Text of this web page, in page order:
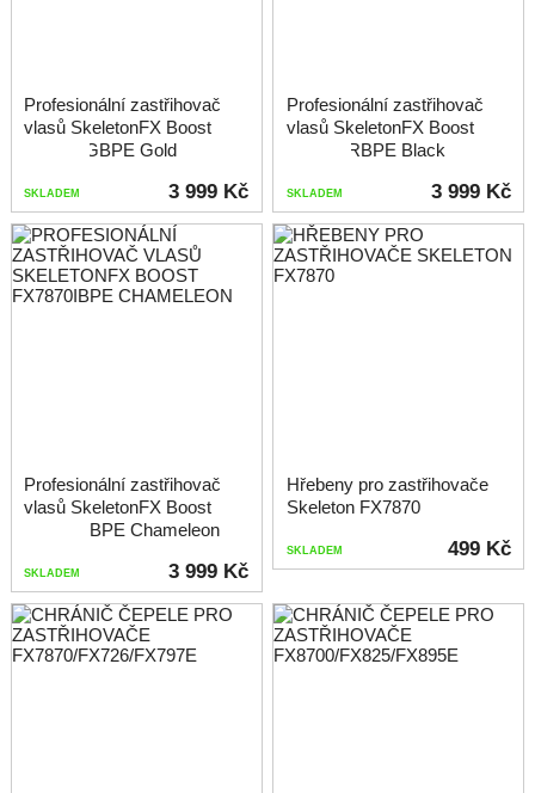
Profesionální zastřihovač
vlasů SkeletonFX Boost
FX7870GBPE Gold
3 999 Kč
SKLADEM
Profesionální zastřihovač
vlasů SkeletonFX Boost
FX7870RBPE Black
3 999 Kč
SKLADEM
Profesionální zastřihovač
vlasů SkeletonFX Boost
FX7870IBPE Chameleon
3 999 Kč
SKLADEM
Hřebeny pro zastřihovače
Skeleton FX7870
499 Kč
SKLADEM